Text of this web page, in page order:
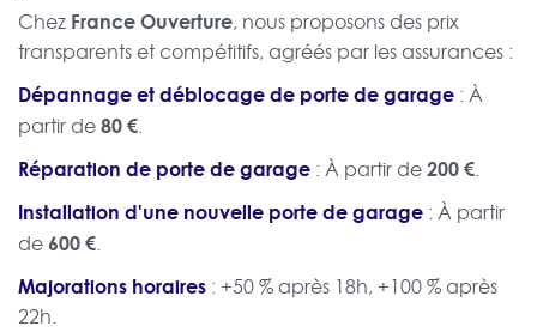
Chez France Ouverture, nous proposons des prix
transparents et compétitifs, agréés par les assurances :
Dépannage et déblocage de porte de garage : À
partir de80 €.
Réparation de porte de garage : À partir de200 €.
Installation d'une nouvelle porte de garage : À partir
de600 €.
Majorations horaires : +50 % après 18h, +100 % après
22h.